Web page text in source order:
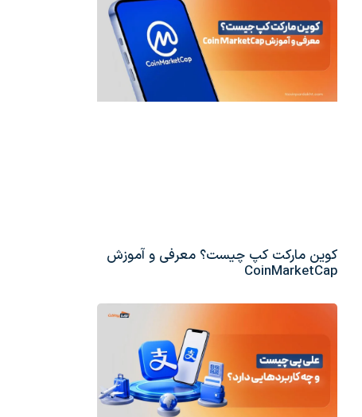
کوین مارکت کپ چیست؟ معرفی و آموزش
CoinMarketCap